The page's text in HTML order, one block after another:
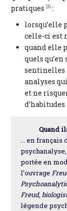
pratiques 16 :
lorsqu’elle
celle-ci est
quand elle
quels
sentinelles
analyses
et ne
d’habitudes
Quand
… en français
portée en
l’ouvrage
Freud,
légende